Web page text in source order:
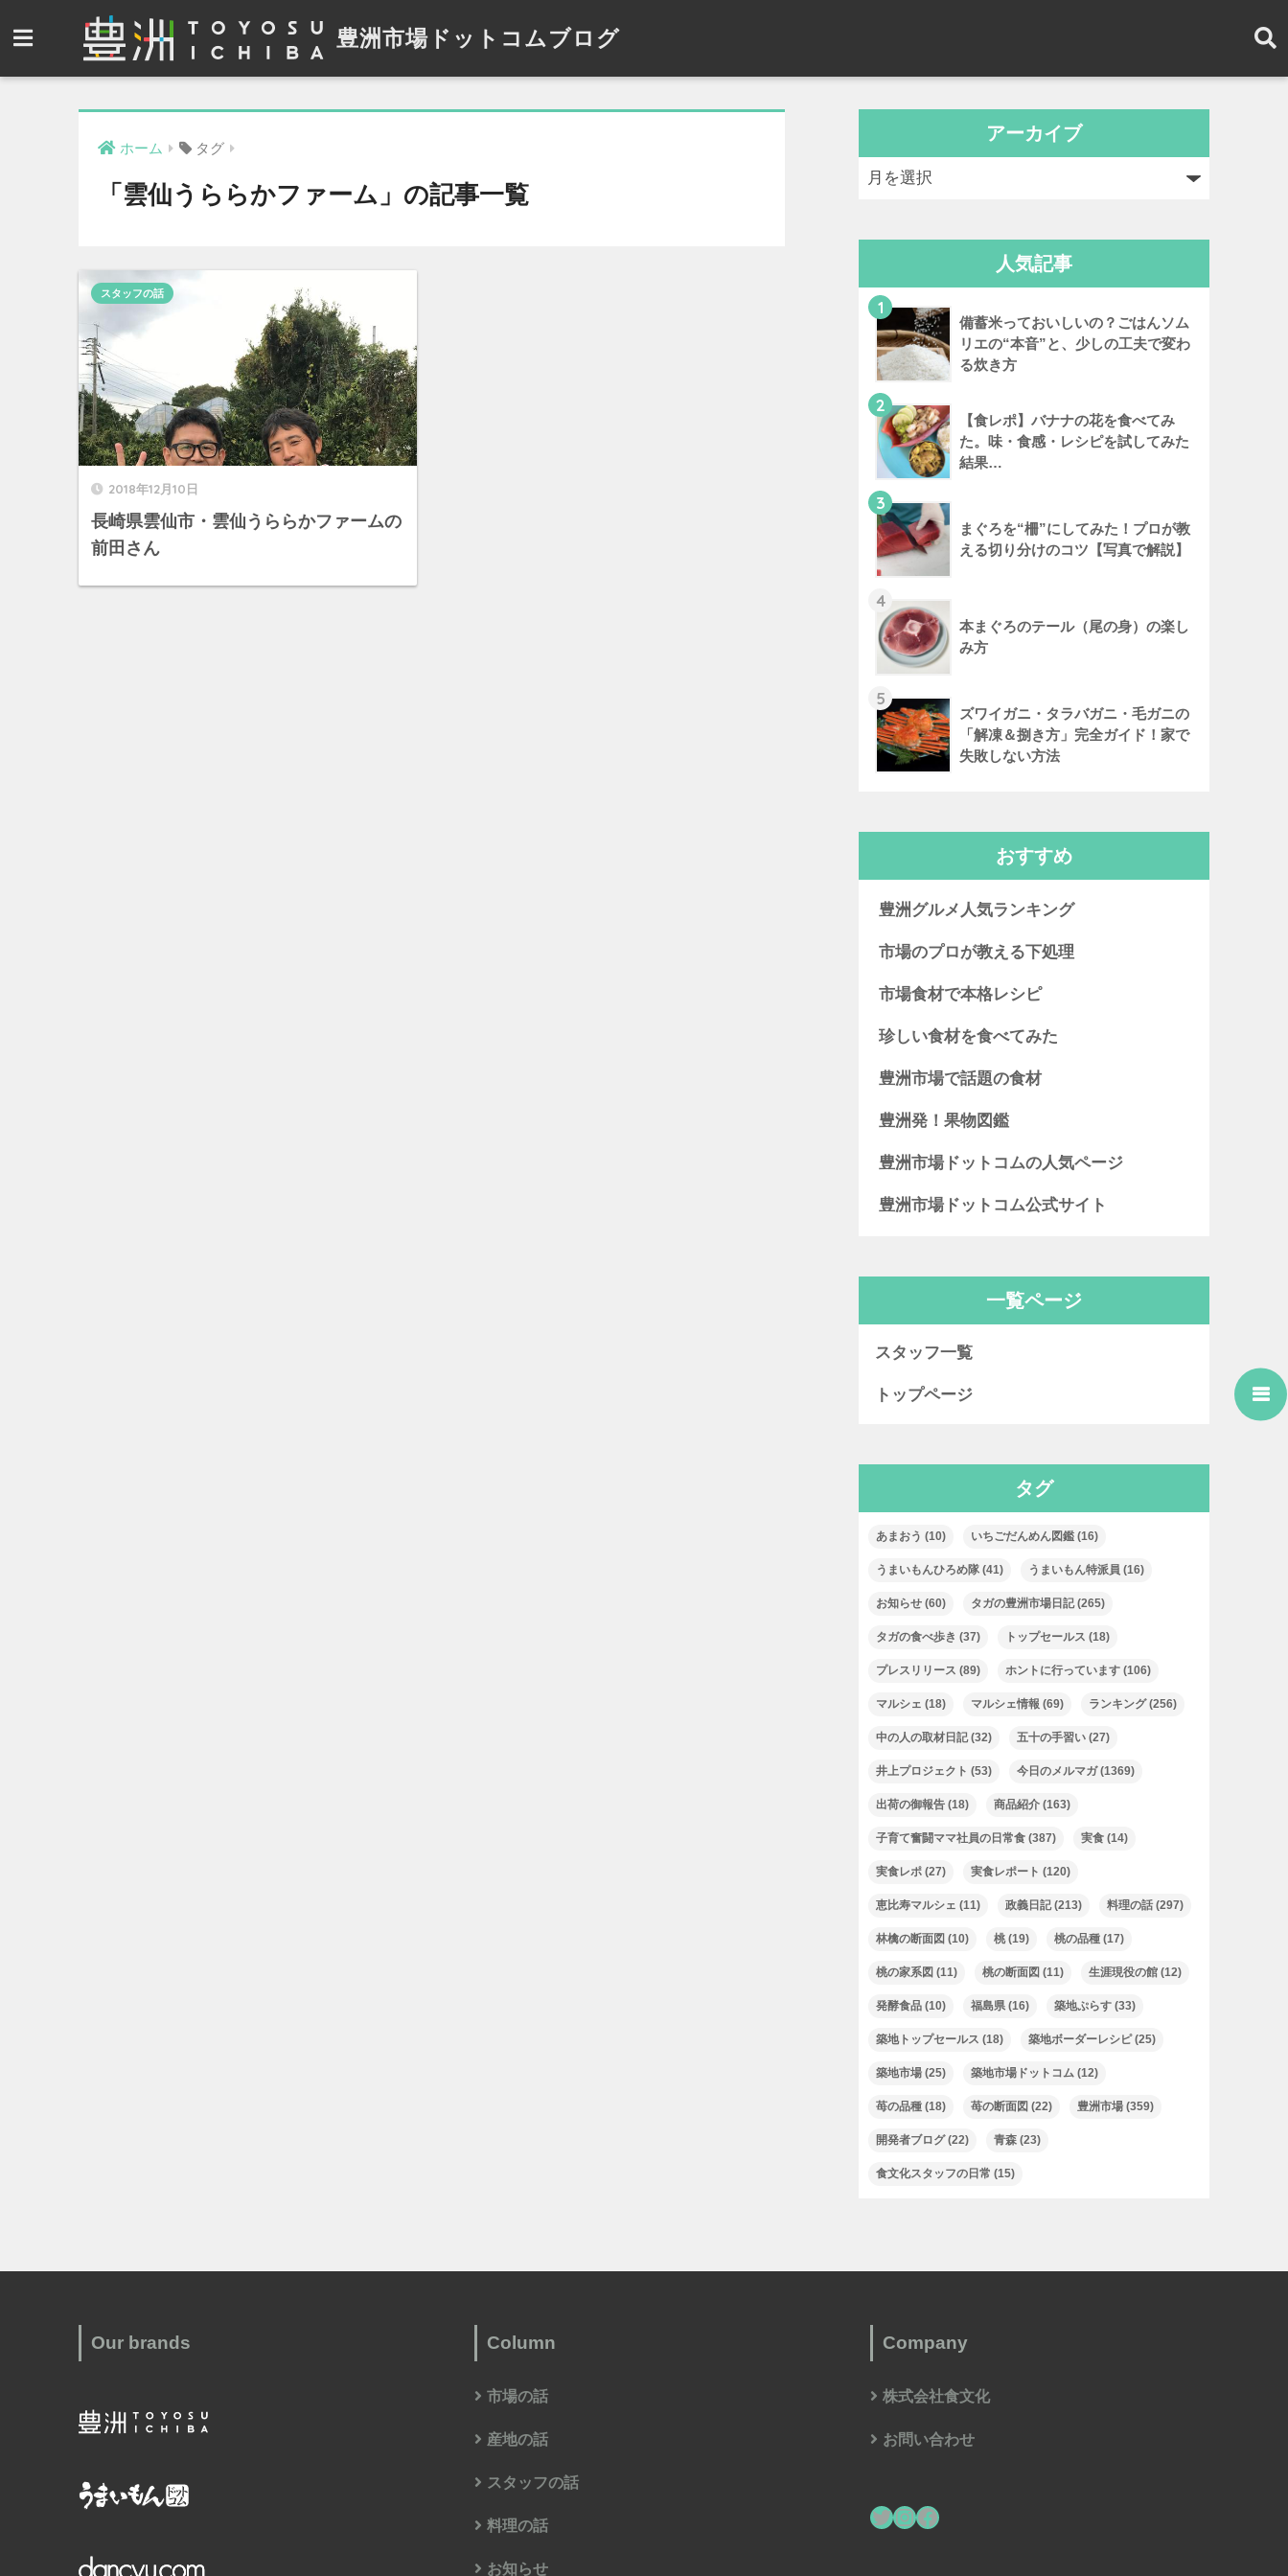
豊洲市場ドットコムブログ
ホーム タグ
「雲仙うららかファーム」の記事一覧
2018年12月10日
長崎県雲仙市・雲仙うららかファームの
前田さん
スタッフの話
アーカイブ
人気記事
1
備蓄米っておいしいの？ごはんソム
リエの“本音”と、少しの工夫で変わ
る炊き方
2
【食レポ】バナナの花を食べてみ
た。味・食感・レシピを試してみた
結果…
3
まぐろを“柵”にしてみた！プロが教
える切り分けのコツ【写真で解説】
4
本まぐろのテール（尾の身）の楽し
み方
5
ズワイガニ・タラバガニ・毛ガニの
「解凍＆捌き方」完全ガイド！家で
失敗しない方法
おすすめ
豊洲グルメ人気ランキング
市場のプロが教える下処理
市場食材で本格レシピ
珍しい食材を食べてみた
豊洲市場で話題の食材
豊洲発！果物図鑑
豊洲市場ドットコムの人気ページ
豊洲市場ドットコム公式サイト
一覧ページ
スタッフ一覧
トップページ
タグ
あまおう (10) いちごだんめん図鑑 (16)
うまいもんひろめ隊 (41) うまいもん特派員 (16)
お知らせ (60) タガの豊洲市場日記(265)
タガの食べ歩き (37) トップセールス (18)
プレスリリース (89) ホントに行っています (106)
マルシェ (18) マルシェ情報 (69) ランキング(256)
中の人の取材日記(32) 五十の手習い (27)
井上プロジェクト (53) 今日のメルマガ(1369)
出荷の御報告 (18) 商品紹介 (163)
子育て奮闘ママ社員の日常食 (387) 実食 (14)
実食レポ (27) 実食レポート (120)
恵比寿マルシェ (11) 政義日記(213) 料理の話 (297)
林檎の断面図 (10) 桃(19) 桃の品種 (17)
桃の家系図 (11) 桃の断面図 (11) 生涯現役の館 (12)
発酵食品 (10) 福島県 (16) 築地ぷらす (33)
築地トップセールス (18) 築地ボーダーレシピ(25)
築地市場 (25) 築地市場ドットコム (12)
苺の品種 (18) 苺の断面図 (22) 豊洲市場 (359)
開発者ブログ(22) 青森 (23)
食文化スタッフの日常 (15)
Our brands Column
市場の話
産地の話
スタッフの話
料理の話
お知らせ
Company
株式会社食文化
お問い合わせ